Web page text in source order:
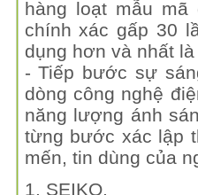
hàng loạt mẫu
chính xác gấp 30
dụng hơn và nhất
- Tiếp bước sự
dòng công nghệ
năng lượng ánh
từng bước xác lập
mến, tin dùng của
1. SEIKO.